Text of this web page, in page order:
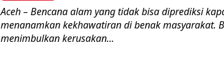
Aceh – Bencana alam yang tidak bisa diprediksi
menanamkan kekhawatiran di benak masyarakat.
menimbulkan kerusakan...